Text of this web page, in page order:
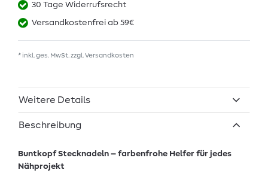
30 Tage Widerrufsrecht
Versandkostenfrei ab 59€
* inkl. ges. MwSt. zzgl.Versandkosten
Weitere Details
Beschreibung
Buntkopf Stecknadeln – farbenfrohe Helfer für jedes
Nähprojekt